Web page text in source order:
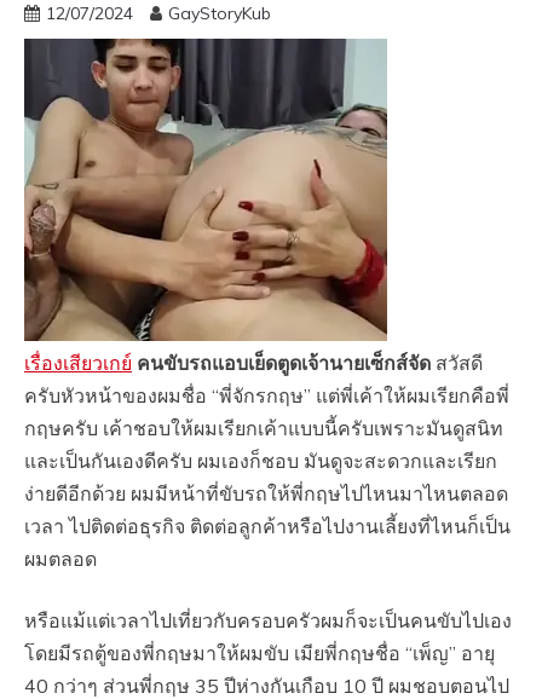
12/07/2024 GayStoryKub
เรื่องเสียวเกย์ คนขับรถแอบเย็ดตูดเจ้านายเซ็กส์จัด ​ สวัสดี
ครับหัวหน้าของผมชื่อ “พี่จักรกฤษ” แต่พี่เค้าให้ผมเรียกคือพี่
กฤษครับ เค้าชอบให้ผมเรียกเค้าแบบนี้ครับเพราะมันดูสนิท
และเป็นกันเองดีครับ ผมเองก็ชอบ มันดูจะสะดวกและเรียก
ง่ายดีอีกด้วย ผมมีหน้าที่ขับรถให้พี่กฤษไปไหนมาไหนตลอด
เวลา ไปติดต่อธุรกิจ ติดต่อลูกค้าหรือไปงานเลี้ยงที่ไหนก็เป็น
ผมตลอด
หรือแม้แต่เวลาไปเที่ยวกับครอบครัวผมก็จะเป็นคนขับไปเอง
โดยมีรถตู้ของพี่กฤษมาให้ผมขับ เมียพี่กฤษชื่อ “เพ็ญ” อายุ
40 กว่าๆ ส่วนพี่กฤษ 35 ปีห่างกันเกือบ 10 ปี ผมชอบตอนไป